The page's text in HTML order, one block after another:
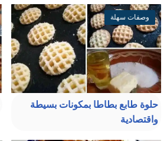
وصفات سهلة
حلوة طابع بطاطا بمكونات بسيطة
واقتصادية